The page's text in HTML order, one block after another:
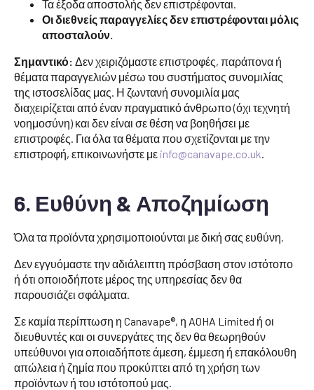
Τα έξοδα αποστολής δεν επιστρέφονται.
Οι διεθνείς παραγγελίες δεν επιστρέφονται μόλις
αποσταλούν.
Σημαντικό: Δεν χειριζόμαστε επιστροφές, παράπονα ή
θέματα παραγγελιών μέσω του συστήματος συνομιλίας
της ιστοσελίδας μας. Η ζωντανή συνομιλία μας
διαχειρίζεται από έναν πραγματικό άνθρωπο (όχι τεχνητή
νοημοσύνη) και δεν είναι σε θέση να βοηθήσει με
επιστροφές. Για όλα τα θέματα που σχετίζονται με την
επιστροφή, επικοινωνήστε με info@canavape.co.uk.
6. Ευθύνη & Αποζημίωση
Όλα τα προϊόντα χρησιμοποιούνται με δική σας ευθύνη.
Δεν εγγυόμαστε την αδιάλειπτη πρόσβαση στον ιστότοπο
ή ότι οποιοδήποτε μέρος της υπηρεσίας δεν θα
παρουσιάζει σφάλματα.
Σε καμία περίπτωση η Canavape®, η AOHA Limited ή οι
διευθυντές και οι συνεργάτες της δεν θα θεωρηθούν
υπεύθυνοι για οποιαδήποτε άμεση, έμμεση ή επακόλουθη
απώλεια ή ζημία που προκύπτει από τη χρήση των
προϊόντων ή του ιστότοπού μας.